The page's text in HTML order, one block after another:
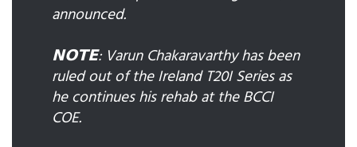
announced.
𝗡𝗢𝗧𝗘: Varun Chakaravarthy has been
ruled out of the Ireland T20I Series as
he continues his rehab at the BCCI
COE.